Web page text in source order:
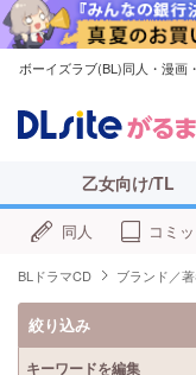
ボーイズラブ(BL)同人・漫画
乙女向け/TL
同人 コミ
BLドラマCD ブランド／
絞り込み
キーワードを編集